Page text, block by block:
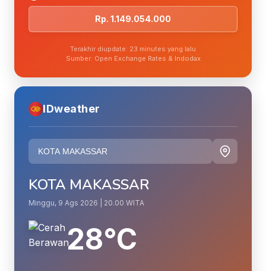
Rp. 1.149.054.000
Terakhir diupdate: 23 minutes yang lalu
Sumber: Open Exchange Rates & Indodax
IDweather
KOTA MAKASSAR
Minggu, 9 Ags 2026 | 20.00 WITA
28°C